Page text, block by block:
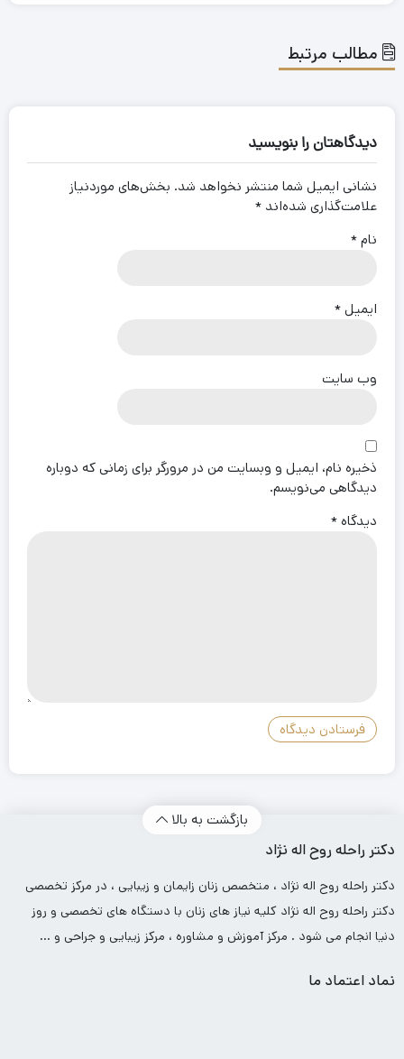
مطالب مرتبط
دیدگاهتان را بنویسید
نشانی ایمیل شما منتشر نخواهد شد. بخش‌های موردنیاز
علامت‌گذاری شده‌اند *
نام*
ایمیل*
وب‌ سایت
ذخیره نام، ایمیل و وبسایت من در مرورگر برای زمانی که دوباره
دیدگاهی می‌نویسم.
دیدگاه*
بازگشت به بالا
دکتر راحله روح اله نژاد
دکتر راحله روح اله نژاد ، متخصص زنان زایمان و زیبایی ، در مرکز تخصصی
دکتر راحله روح اله نژاد کلیه نیاز های زنان با دستگاه های تخصصی و روز
دنیا انجام می شود . مرکز آموزش و مشاوره ، مرکز زیبایی و جراحی و …
نماد اعتماد ما